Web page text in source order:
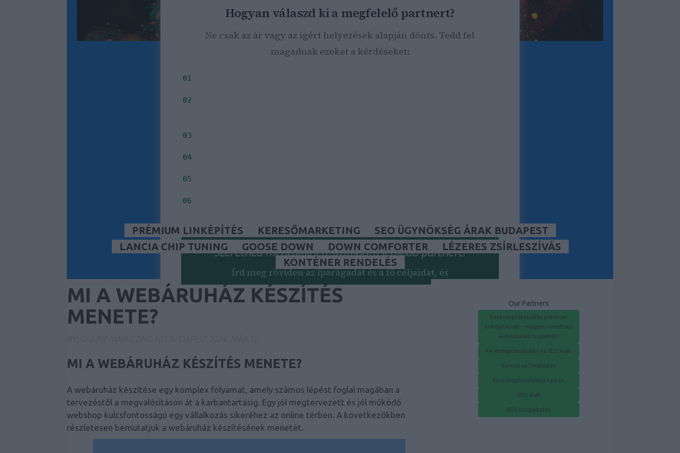
Hogyan válaszd ki a megfelelő partnert?
Ne csak az ár vagy az ígért helyezések alapján dönts. Tedd fel
magadnak ezeket a kérdéseket:
01
02
03
04
05
06
Szeretnéd megtalálni a számodra legjobb partnert?
Írd meg röviden az iparágadat és a fő céljaidat, és
segítek személyre szabott javaslatot adni.
Ez a tartalom 2026. júliusában készült a magyar keresőmarketing piac aktuális állapotának megfelelően.
Keresőmarketing Ügynökség
PRÉMIUM LINKÉPÍTÉS KERESŐMARKETING
SEO ÜGYNÖKSÉG ÁRAK BUDAPEST
LANCIA CHIP TUNING
GOOSE DOWN DOWN COMFORTER
LÉZERES ZSÍRLESZÍVÁS
KONTÉNER RENDELÉS
MI A WEBÁRUHÁZ KÉSZÍTÉS
MENETE?
MI A WEBÁRUHÁZ KÉSZÍTÉS MENETE?
A webáruház készítése egy komplex folyamat, amely számos lépést foglal magában a
tervezéstől a megvalósításon át a karbantartásig. Egy jól megtervezett és jól működő
webshop kulcsfontosságú egy vállalkozás sikeréhez az online térben. A következőkben
részletesen bemutatjuk a webáruház készítésének menetét.
Our Partners
Keresőoptimalizálás prémium
linképítéssel – Hogyan növelheti
weboldalad forgalmát?
Keresőoptimalizálás és SEO Árak
Kereső optimalizálás
Keresőoptimalizálás tippek
SEO árak
SEO szolgáltatás